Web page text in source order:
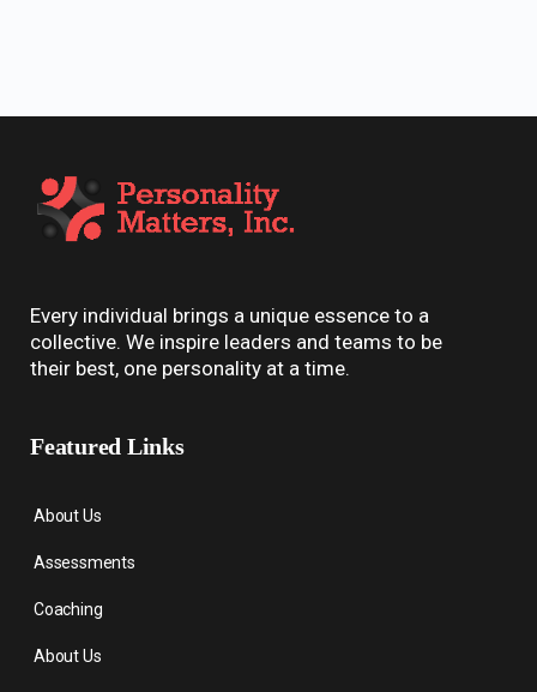
Every individual brings a unique essence to a
collective. We inspire leaders and teams to be
their best, one personality at a time.
Featured Links
About Us
Assessments
Coaching
About Us